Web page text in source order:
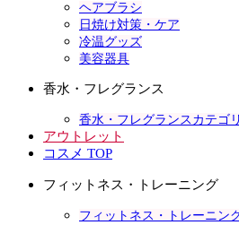
ヘアブラシ
日焼け対策・ケア
冷温グッズ
美容器具
香水・フレグランス
香水・フレグランスカテゴ
アウトレット
コスメ TOP
フィットネス・トレーニング
フィットネス・トレーニン